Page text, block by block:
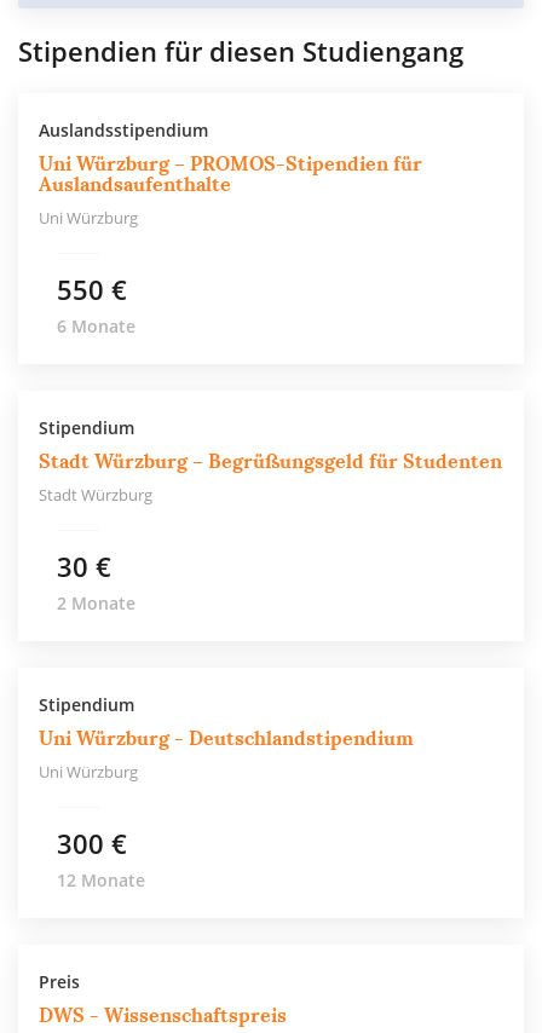
Stipendien für diesen Studiengang
Auslandsstipendium
Uni Würzburg – PROMOS-Stipendien für
Auslandsaufenthalte
Uni Würzburg
550 €
6 Monate
Stipendium
Stadt Würzburg – Begrüßungsgeld für Studenten
Stadt Würzburg
30 €
2 Monate
Stipendium
Uni Würzburg - Deutschlandstipendium
Uni Würzburg
300 €
12 Monate
Preis
DWS - Wissenschaftspreis